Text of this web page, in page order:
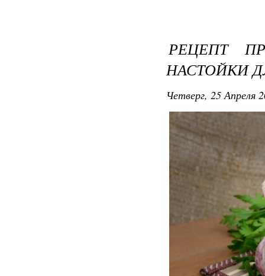
РЕЦЕПТ
НАСТОЙКИ
Четверг, 25 Апреля